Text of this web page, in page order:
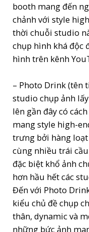
booth mang đến
chảnh với style
thời chuỗi studio
chụp hình khá độc
hình trên kênh
– Photo Drink (tên
studio chụp ảnh
lên gần đây có
mang style high-
trưng bởi hàng
cùng nhiều trái
đặc biệt khổ ảnh
hơn hầu hết các
Đến với Photo
kiểu chủ đề chụp
thân, dynamic và
những bức ảnh